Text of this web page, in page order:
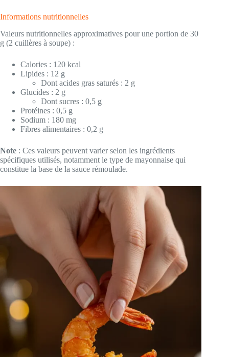
Informations nutritionnelles
Valeurs nutritionnelles approximatives pour une portion de 30
g (2 cuillères à soupe) :
Calories : 120 kcal
Lipides : 12 g
Dont acides gras saturés : 2 g
Glucides : 2 g
Dont sucres : 0,5 g
Protéines : 0,5 g
Sodium : 180 mg
Fibres alimentaires : 0,2 g
Note : Ces valeurs peuvent varier selon les ingrédients
spécifiques utilisés, notamment le type de mayonnaise qui
constitue la base de la sauce rémoulade.